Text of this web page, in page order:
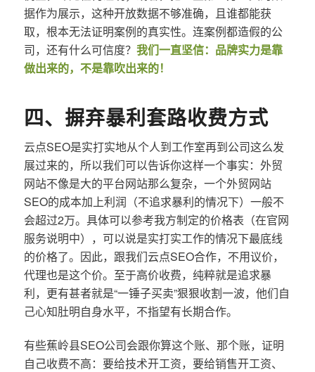
据作为展示，这种开放数据不够准确，且谁都能获
取，根本无法证明案例的真实性。连案例都造假的公
司，还有什么可信度？ 我们一直坚信：品牌实力是靠
做出来的，不是靠吹出来的！
四、摒弃暴利套路收费方式
云点SEO是实打实地从个人到工作室再到公司这么发
展过来的，所以我们可以告诉你这样一个事实：外贸
网站不像是大的平台网站那么复杂，一个外贸网站
SEO的成本加上利润（不追求暴利的情况下）一般不
会超过2万。具体可以参考我方制定的价格表（在官网
服务说明中），可以说是实打实工作的情况下最底线
的价格了。因此，跟我们云点SEO合作，不用议价，
代理也是这个价。至于高价收费，纯粹就是追求暴
利，更有甚者就是“一锤子买卖”狠狠收割一波，他们自
己心知肚明自身水平，不指望有长期合作。
有些蕉岭县SEO公司会跟你算这个账、那个账，证明
自己收费不高：要给技术开工资，要给销售开工资、